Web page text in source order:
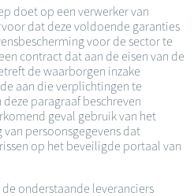
doet op een verwerker van
dat deze voldoende garanties
voor de sector te
contract dat aan de eisen van de
de waarborgen inzake
aan die verplichtingen te
paragraaf beschreven
geval gebruik van het
persoonsgegevens dat
op het beveiligde portaal van
onderstaande leveranciers